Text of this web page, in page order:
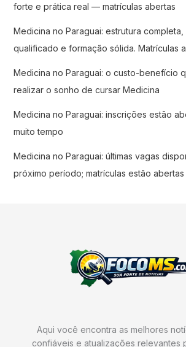
forte e prática real — matrículas abertas
Medicina no Paraguai: estrutura
qualificado e formação sólida. Matrículas
Medicina no Paraguai: o custo-benefício
realizar o sonho de cursar Medicina
Medicina no Paraguai: inscrições estão
muito tempo
Medicina no Paraguai: últimas vagas
próximo período; matrículas estão abertas
Aqui você encontra as melhores
confiáveis e atualizações relevantes